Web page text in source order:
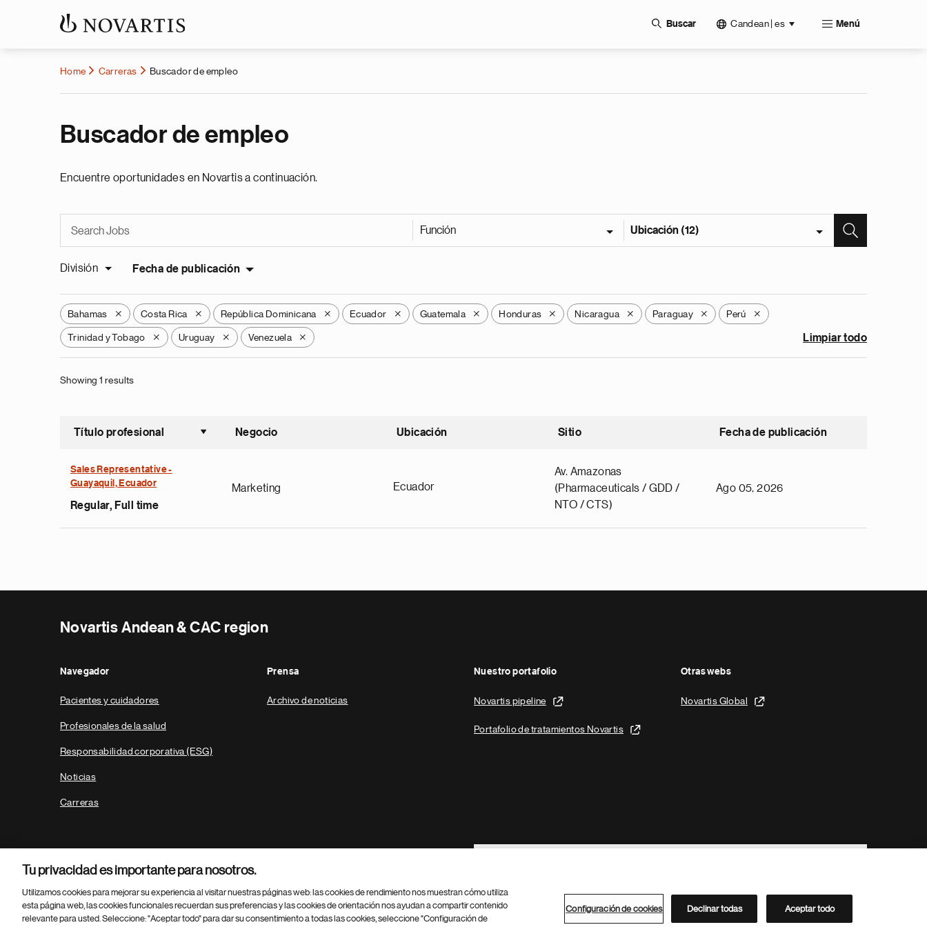
Buscar Candean | es Menú
Home Carreras Buscador de empleo
Buscador de empleo
Encuentre oportunidades en Novartis a continuación.
Función Ubicación (12)
División Fecha de publicación
Bahamas X Costa Rica X República Dominicana X Ecuador X Guatemala X Honduras X Nicaragua X Paraguay X Perú X
Trinidad y Tobago X Uruguay X Venezuela X Limpiar todo
Showing 1 results
Título profesional
Ordenar ascendente
Negocio Ubicación Sitio Fecha de publicación
Sales Representative -
Guayaquil, Ecuador
Regular, Full time
Marketing Ecuador
Av. Amazonas
(Pharmaceuticals / GDD /
NTO / CTS)
Ago 05, 2026
Novartis Andean & CAC region
Navegador
Pacientes y cuidadores
Profesionales de la salud
Responsabilidad corporativa (ESG)
Noticias
Carreras
Prensa
Archivo de noticias
Nuestro portafolio
Novartis pipeline
Portafolio de tratamientos Novartis
Otras webs
Novartis Global
Footer Site Search
Parte
© 2026 Novartis AG Directorio de Novartis
Tu privacidad es importante para nosotros.
Utilizamos cookies para mejorar su experiencia al visitar nuestras páginas web: las cookies de rendimiento nos muestran cómo utiliza
esta página web, las cookies funcionales recuerdan sus preferencias y las cookies de orientación nos ayudan a compartir contenido
relevante para usted. Seleccione: "Aceptar todo" para dar su consentimiento a todas las cookies, seleccione "Configuración de
Configuración de cookies Declinar todas Aceptar todo